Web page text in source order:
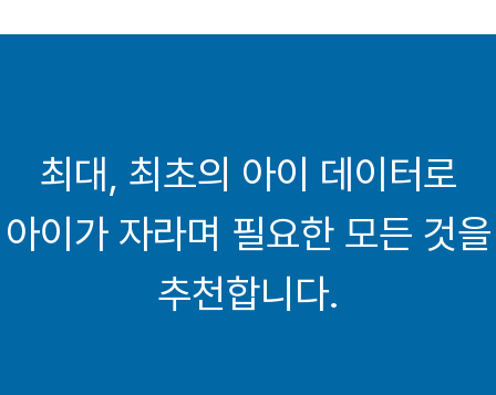
최대, 최초의 아이 데이터로
아이가 자라며 필요한 모든 것을
추천합니다.